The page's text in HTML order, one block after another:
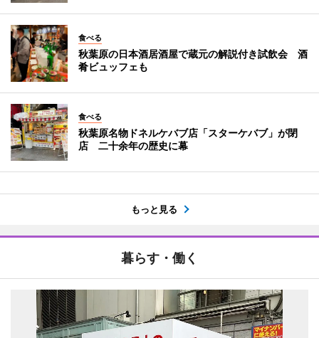
食べる
秋葉原の日本酒居酒屋で蔵元の解説付き試飲会 酒
肴ビュッフェも
食べる
秋葉原名物ドネルケバブ店「スターケバブ」が閉
店 二十余年の歴史に幕
もっと見る
暮らす・働く